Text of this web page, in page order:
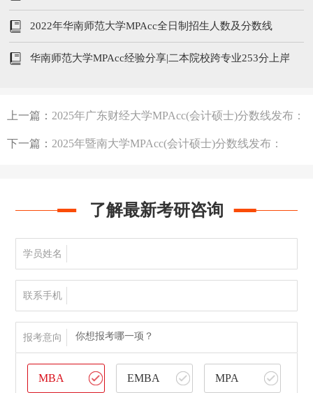
2022年华南师范大学MPAcc全日制招生人数及分数线
华南师范大学MPAcc经验分享|二本院校跨专业253分上岸
上一篇： 2025年广东财经大学MPAcc(会计硕士)分数线发布：
215/96/48
下一篇： 2025年暨南大学MPAcc(会计硕士)分数线发布：
了解最新考研咨询
学员姓名
联系手机
报考意向 你想报考哪一项？
MBA EMBA MPA